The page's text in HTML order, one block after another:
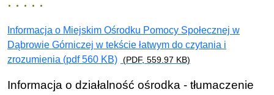
Informacja o Miejskim Ośrodku Pomocy Społecznej w
Dąbrowie Górniczej w tekście łatwym do czytania i
zrozumienia (pdf 560 KB) (PDF, 559.97 KB)
Informacja o działalność ośrodka - tłumaczenie